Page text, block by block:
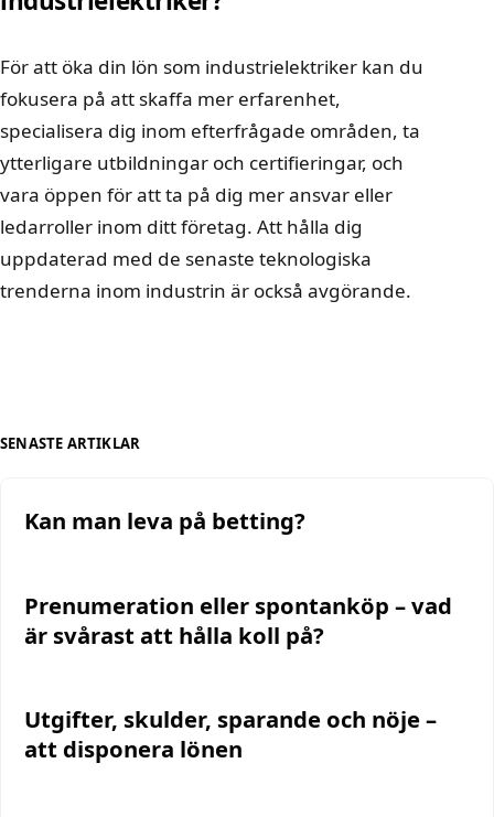
För att öka din lön som industrielektriker kan du
fokusera på att skaffa mer erfarenhet,
specialisera dig inom efterfrågade områden, ta
ytterligare utbildningar och certifieringar, och
vara öppen för att ta på dig mer ansvar eller
ledarroller inom ditt företag. Att hålla dig
uppdaterad med de senaste teknologiska
trenderna inom industrin är också avgörande.
SENASTE ARTIKLAR
Kan man leva på betting?
Prenumeration eller spontanköp – vad
är svårast att hålla koll på?
Utgifter, skulder, sparande och nöje –
att disponera lönen